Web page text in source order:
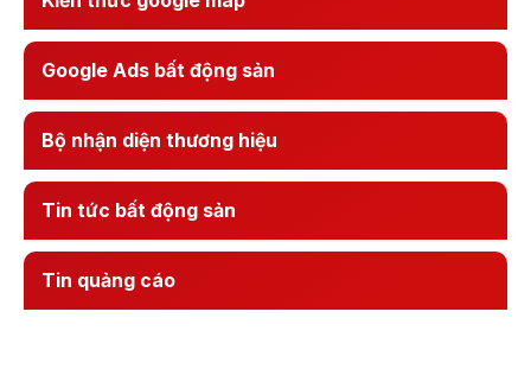
Google Ads bất động sản
Bộ nhận diện thương hiệu
Tin tức bất động sản
Tin quảng cáo